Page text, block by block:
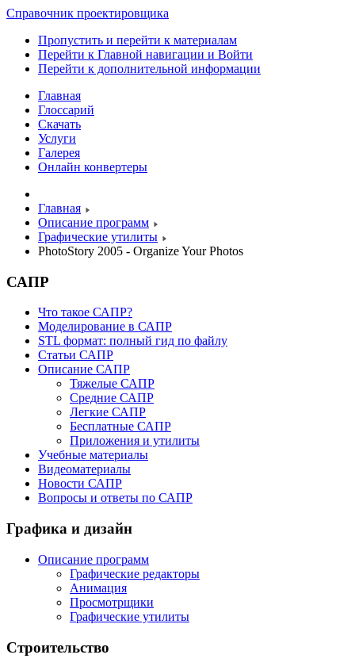
Справочник проектировщика
Пропустить и перейти к материалам
Перейти к Главной навигации и Войти
Перейти к дополнительной информации
Главная
Глоссарий
Скачать
Услуги
Галерея
Онлайн конвертеры
Главная
Описание программ
Графические утилиты
PhotoStory 2005 - Organize Your Photos
САПР
Что такое САПР?
Моделирование в САПР
STL формат: полный гид по файлу
Статьи САПР
Описание САПР
Тяжелые САПР
Средние САПР
Легкие САПР
Бесплатные САПР
Приложения и утилиты
Учебные материалы
Видеоматериалы
Новости САПР
Вопросы и ответы по САПР
Графика и дизайн
Описание программ
Графические редакторы
Анимация
Просмотрщики
Графические утилиты
Строительство